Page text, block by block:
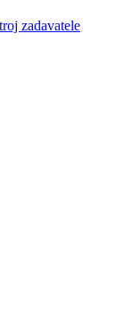
zadavatele